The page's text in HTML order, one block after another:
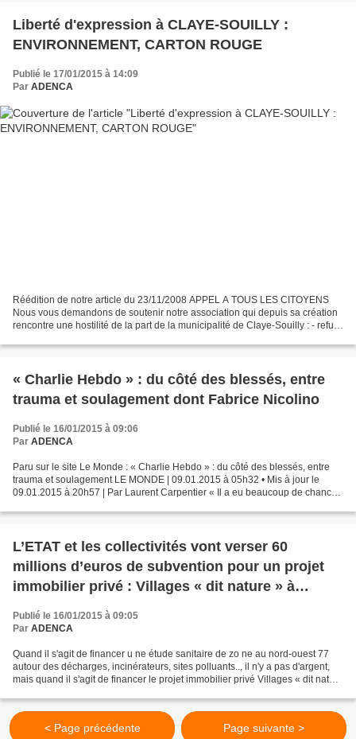
Liberté d'expression à CLAYE-SOUILLY :
ENVIRONNEMENT, CARTON ROUGE
Publié le 17/01/2015 à 14:09
Par ADENCA
Réédition de notre article du 23/11/2008 APPEL A TOUS LES CITOYENS
Nous vous demandons de soutenir notre association qui depuis sa création
rencontre une hostilité de la part de la municipalité de Claye-Souilly : - refus
« Charlie Hebdo » : du côté des blessés, entre
trauma et soulagement dont Fabrice Nicolino
Publié le 16/01/2015 à 09:06
Par ADENCA
Paru sur le site Le Monde : « Charlie Hebdo » : du côté des blessés, entre
trauma et soulagement LE MONDE | 09.01.2015 à 05h32 • Mis à jour le
09.01.2015 à 20h57 | Par Laurent Carpentier « Il a eu beaucoup de chance.
L’ETAT et les collectivités vont verser 60
millions d’euros de subvention pour un projet
immobilier privé : Villages « dit nature » à
Publié le 16/01/2015 à 09:05
Par ADENCA
Quand il s'agit de financer u ne étude sanitaire de zo ne au nord-ouest 77
autour des décharges, incinérateurs, sites polluants.., il n'y a pas d'argent,
mais quand il s'agit de financer le projet immobilier privé Villages « dit nature
< Page précédente Page suivante >